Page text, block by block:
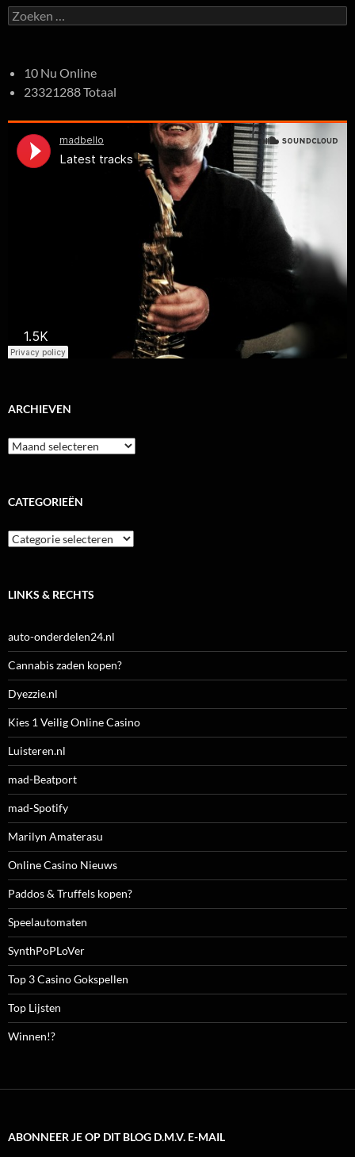
Zoeken
naar:
10 Nu Online
23321288 Totaal
ARCHIEVEN
Archieven
CATEGORIEËN
Categorieën
LINKS & RECHTS
auto-onderdelen24.nl
Cannabis zaden kopen?
Dyezzie.nl
Kies 1 Veilig Online Casino
Luisteren.nl
mad-Beatport
mad-Spotify
Marilyn Amaterasu
Online Casino Nieuws
Paddos & Truffels kopen?
Speelautomaten
SynthPoPLoVer
Top 3 Casino Gokspellen
Top Lijsten
Winnen!?
ABONNEER JE OP DIT BLOG D.M.V. E-MAIL